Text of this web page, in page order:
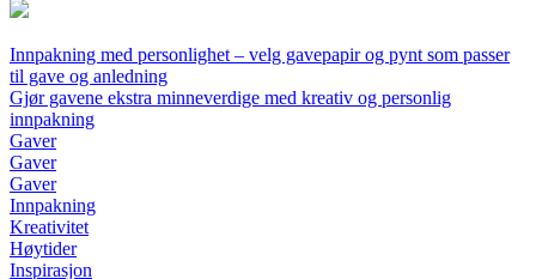
Innpakning med personlighet – velg gavepapir og pynt som passer
til gave og anledning
Gjør gavene ekstra minneverdige med kreativ og personlig
innpakning
Gaver
Gaver
Gaver
Innpakning
Kreativitet
Høytider
Inspirasjon